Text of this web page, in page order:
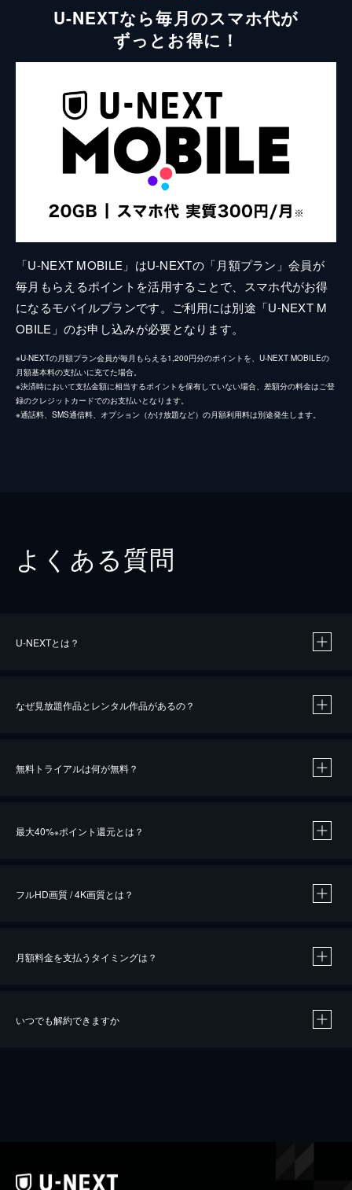
U-NEXTなら毎月のスマホ代が
ずっとお得に！
「U-NEXT MOBILE」はU-NEXTの「月額プラン」会員が
毎月もらえるポイントを活用することで、スマホ代がお得
になるモバイルプランです。ご利用には別途「U-NEXT M
OBILE」のお申し込みが必要となります。
※U-NEXTの月額プラン会員が毎月もらえる1,200円分のポイントを、U-NEXT MOBILEの
月額基本料の支払いに充てた場合。
※決済時において支払金額に相当するポイントを保有していない場合、差額分の料金はご登
録のクレジットカードでのお支払いとなります。
※通話料、SMS通信料、オプション（かけ放題など）の月額利用料は別途発生します。
よくある質問
U-NEXTとは？
なぜ見放題作品とレンタル作品があるの？
無料トライアルは何が無料？
最大40%※ポイント還元とは？
※40％ポイント還元の対象は、クレジットカード決済による作品の購入 / レンタルです。
フルHD画質 / 4K画質とは？
月額料金を支払うタイミングは？
いつでも解約できますか